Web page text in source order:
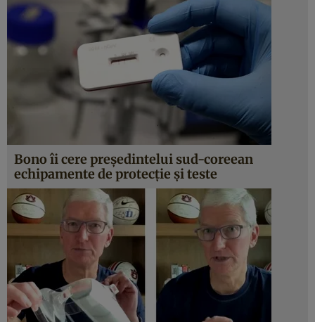
Bono îi cere preşedintelui sud-coreean
echipamente de protecţie şi teste